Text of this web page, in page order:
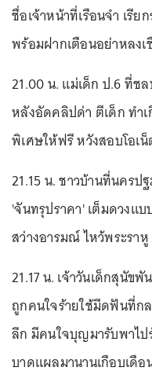
ชื่อเจ้าหน้าที่เรือนจำ เรี
พร้อมฝากเตือนอย่าหลงเ
21.00 น. แม่เด็ก ป.6 ที่ช
หลังอัดคลิปด่า ตีเด็ก ทำ
พิเศษให้ฟรี หวังสอบโอเน็
21.15 น. ชาวบ้านที่นคร
'จันทรุปราคา' เต็มดวงแ
สว่างอารมณ์ ไหว้พระรา
21.17 น. เจ้าวันเด็กสุนัข
ถูกคนใจร้ายใช้มีดฟันที่ก
ลึก มีคนใจบุญมารับพาไ
บาดแผลมานานเกือบเดือ